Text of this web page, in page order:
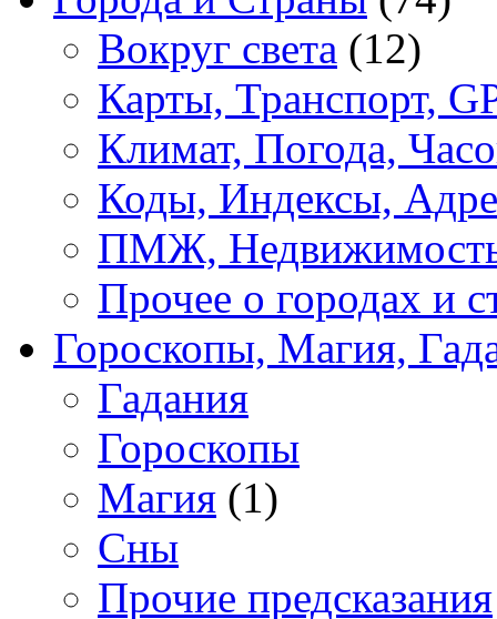
Вокруг света (12)
Карты, Транспорт,
Климат, Погода,
Коды, Индексы,
ПМЖ,
Прочее о городах и
Гороскопы, Магия,
Гадания
Гороскопы
Магия (1)
Сны
Прочие предсказания